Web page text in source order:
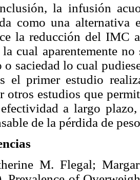
la infusión
como una alternativa
la reducción del IMC
cual aparentemente
o saciedad lo cual
el primer estudio
otros estudios que
a largo
de la pérdida de
M. Flegal;